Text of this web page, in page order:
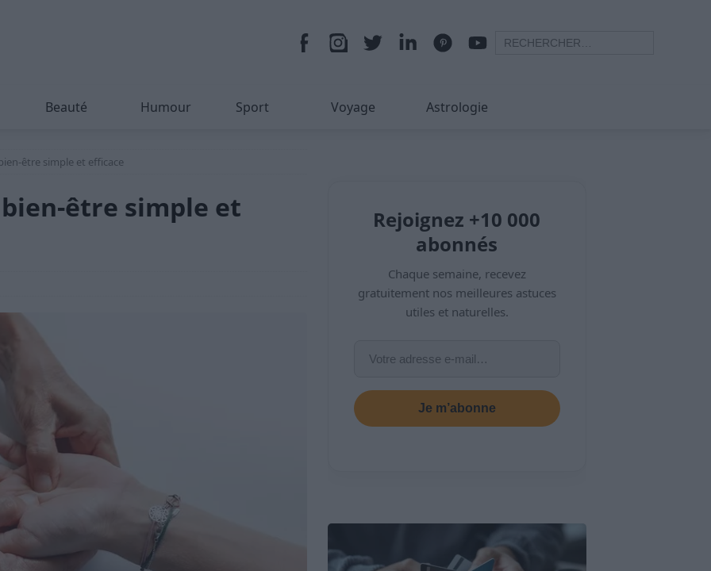
Beauté Humour Sport Voyage Astrologie
être simple et efficace
être simple et
Rejoignez +10 000
abonnés
Chaque semaine, recevez
gratuitement nos meilleures astuces
utiles et naturelles.
Je m’abonne